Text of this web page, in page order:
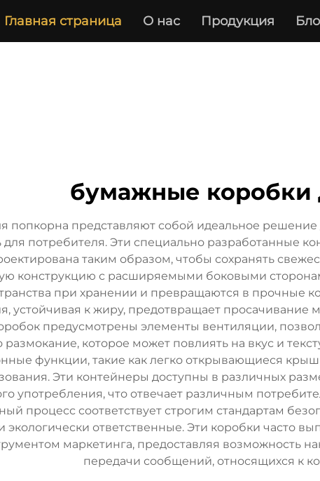
Главная страница О нас Продукция
бумажные коробки
попкорна представляют собой идеальное решение
для потребителя. Эти специально разработанные
таким образом, чтобы сохранять
конструкцию с расширяемыми боковыми
при хранении и превращаются в прочные
устойчивая к жиру, предотвращает просачивание
предусмотрены элементы вентиляции,
размокание, которое может повлиять на вкус и
функции, такие как легко открывающиеся
Эти контейнеры доступны в различных
употребления, что отвечает различным
процесс соответствует строгим стандартам
экологически ответственные. Эти коробки часто
маркетинга, предоставляя возможность
передачи сообщений, относящихся к